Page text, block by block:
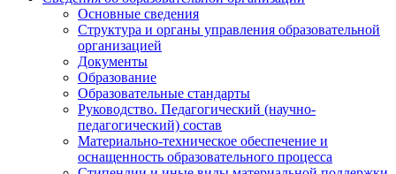
Основные сведения
Структура и органы управления образовательной
организацией
Документы
Образование
Образовательные стандарты
Руководство. Педагогический (научно-
педагогический) состав
Материально-техническое обеспечение и
оснащенность образовательного процесса